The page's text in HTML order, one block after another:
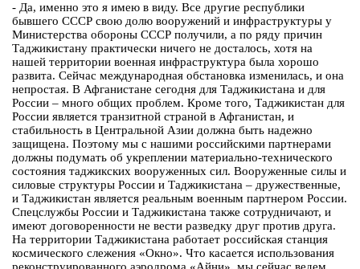
- Да, именно это я имею в виду. Все другие республики
бывшего СССР свою долю вооружений и инфраструктуры у
Министерства обороны СССР получили, а по ряду причин
Таджикистану практически ничего не досталось, хотя на
нашей территории военная инфраструктура была хорошо
развита. Сейчас международная обстановка изменилась, и она
непростая. В Афганистане сегодня для Таджикистана и для
России – много общих проблем. Кроме того, Таджикистан для
России является транзитной страной в Афганистан, и
стабильность в Центральной Азии должна быть надежно
защищена. Поэтому мы с нашими российскими партнерами
должны подумать об укреплении материально-технического
состояния таджикских вооруженных сил. Вооруженные силы и
силовые структуры России и Таджикистана – дружественные,
и Таджикистан является реальным военным партнером России.
Спецслужбы России и Таджикистана также сотрудничают, и
имеют договоренности не вести разведку друг против друга.
На территории Таджикистана работает российская станция
космического слежения «Окно». Что касается использования